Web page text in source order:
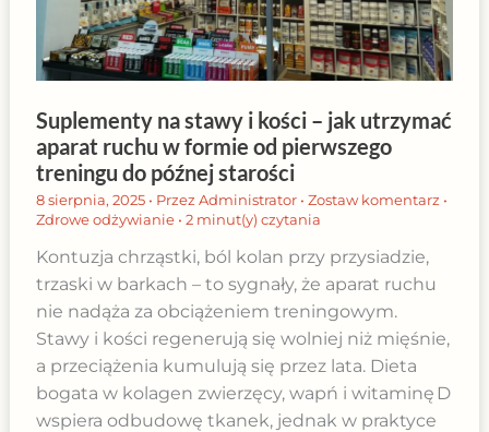
Suplementy na stawy i kości – jak utrzymać
aparat ruchu w formie od pierwszego
treningu do późnej starości
8 sierpnia, 2025 • Przez Administrator • Zostaw komentarz •
Zdrowe odżywianie• 2 minut(y) czytania
Kontuzja chrząstki, ból kolan przy przysiadzie,
trzaski w barkach – to sygnały, że aparat ruchu
nie nadąża za obciążeniem treningowym.
Stawy i kości regenerują się wolniej niż mięśnie,
a przeciążenia kumulują się przez lata. Dieta
bogata w kolagen zwierzęcy, wapń i witaminę D
wspiera odbudowę tkanek, jednak w praktyce